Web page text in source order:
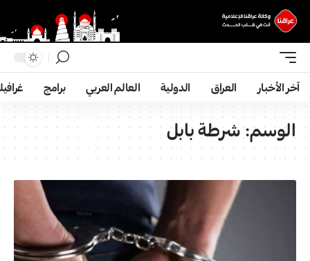
آخر الأخبار العراق الدولية العالم العربي برامج
الوسم:شرطة بابل